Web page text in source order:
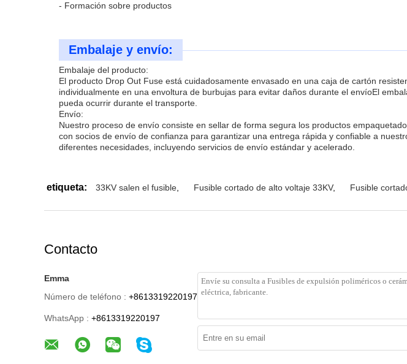
- Formación sobre productos
Embalaje y envío:
Embalaje del producto:
El producto Drop Out Fuse está cuidadosamente envasado en una caja de cartón
individualmente en una envoltura de burbujas para evitar daños durante el envíoEl
pueda ocurrir durante el transporte.
Envío:
Nuestro proceso de envío consiste en sellar de forma segura los productos
con socios de envío de confianza para garantizar una entrega rápida y confiable a
diferentes necesidades, incluyendo servicios de envío estándar y acelerado.
etiqueta: 33KV salen el fusible Fusible cortado de alto voltaje 33KV, Fusible
Contacto
Emma
Número de teléfono : +8613319220197
WhatsApp : +8613319220197